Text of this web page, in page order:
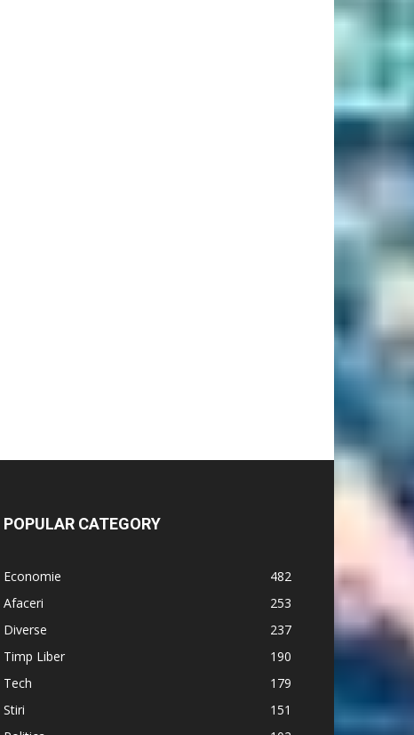
POPULAR CATEGORY
Economie
482
Afaceri
253
Diverse
237
Timp Liber
190
Tech
179
Stiri
151